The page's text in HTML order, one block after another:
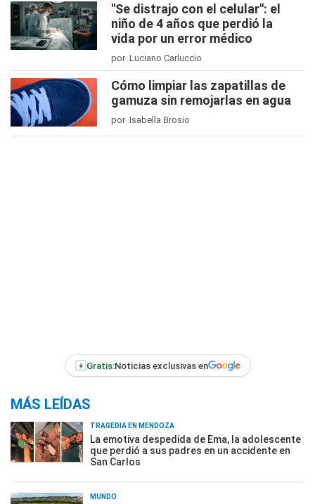
"Se distrajo con el celular": el
niño de 4 años que perdió la
vida por un error médico
por Luciano Carluccio
Cómo limpiar las zapatillas de
gamuza sin remojarlas en agua
por Isabella Brosio
+ Gratis:Noticias exclusivas en
MÁS LEÍDAS
TRAGEDIA EN MENDOZA
La emotiva despedida de Ema, la adolescente
que perdió a sus padres en un accidente en
San Carlos
MUNDO